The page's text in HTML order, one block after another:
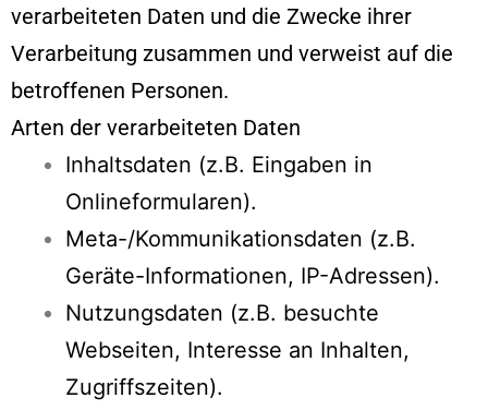
verarbeiteten Daten und die Zwecke ihrer
Verarbeitung zusammen und verweist auf die
betroffenen Personen.
Arten der verarbeiteten Daten
Inhaltsdaten (z.B. Eingaben in
Onlineformularen).
Meta-/Kommunikationsdaten (z.B.
Geräte-Informationen, IP-Adressen).
Nutzungsdaten (z.B. besuchte
Webseiten, Interesse an Inhalten,
Zugriffszeiten).